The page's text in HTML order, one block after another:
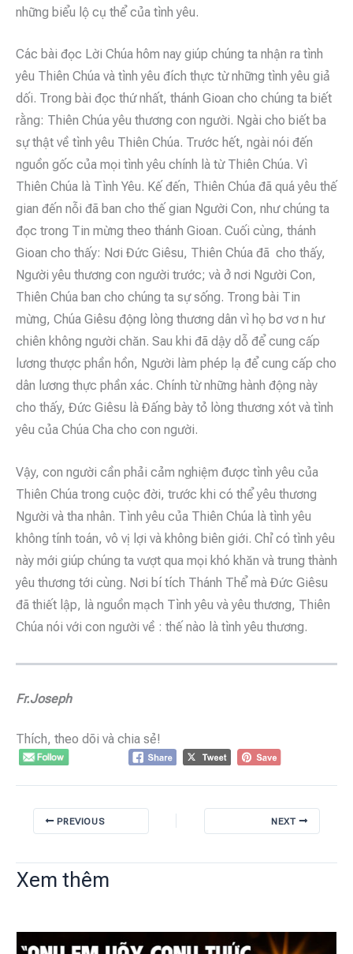
những biểu lộ cụ thể của tình yêu.
Các bài đọc Lời Chúa hôm nay giúp chúng ta nhận ra tình
yêu Thiên Chúa và tình yêu đích thực từ những tình yêu giả
dối. Trong bài đọc thứ nhất, thánh Gioan cho chúng ta biết
rằng: Thiên Chúa yêu thương con người. Ngài cho biết ba
sự thật về tình yêu Thiên Chúa. Trước hết, ngài nói đến
nguồn gốc của mọi tình yêu chính là từ Thiên Chúa. Vì
Thiên Chúa là Tình Yêu. Kế đến, Thiên Chúa đã quá yêu thế
gian đến nỗi đã ban cho thế gian Người Con, như chúng ta
đọc trong Tin mừng theo thánh Gioan. Cuối cùng, thánh
Gioan cho thấy: Nơi Đức Giêsu, Thiên Chúa đã cho thấy,
Người yêu thương con người trước; và ở nơi Người Con,
Thiên Chúa ban cho chúng ta sự sống. Trong bài Tin
mừng, Chúa Giêsu động lòng thương dân vì họ bơ vơ n hư
chiên không người chăn. Sau khi đã dậy dỗ để cung cấp
lương thược phần hồn, Người làm phép lạ để cung cấp cho
dân lương thực phần xác. Chính từ những hành động này
cho thấy, Đức Giêsu là Đấng bày tỏ lòng thương xót và tình
yêu của Chúa Cha cho con người.
Vậy, con người cần phải cảm nghiệm được tình yêu của
Thiên Chúa trong cuộc đời, trước khi có thể yêu thương
Người và tha nhân. Tình yêu của Thiên Chúa là tình yêu
không tính toán, vô vị lợi và không biên giới. Chỉ có tình yêu
này mới giúp chúng ta vượt qua mọi khó khăn và trung thành
yêu thương tới cùng. Nơi bí tích Thánh Thể mà Đức Giêsu
đã thiết lập, là nguồn mạch Tình yêu và yêu thương, Thiên
Chúa nói với con người về : thế nào là tình yêu thương.
Fr.Joseph
Thích, theo dõi và chia sẻ!
PREVIOUS NEXT
Xem thêm